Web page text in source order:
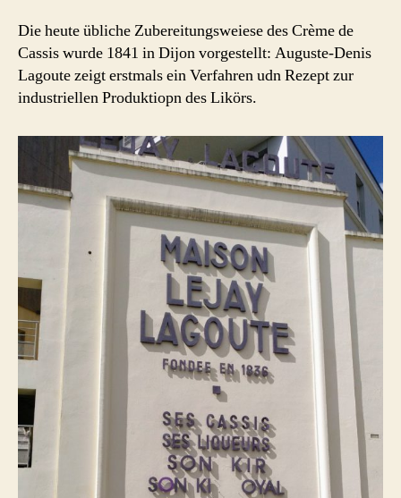
Die heute übliche Zubereitungsweiese des Crème de
Cassis wurde 1841 in Dijon vorgestellt: Auguste-Denis
Lagoute zeigt erstmals ein Verfahren udn Rezept zur
industriellen Produktiopn des Likörs.